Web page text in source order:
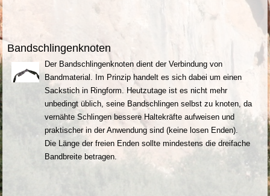
Bandschlingenknoten
Der Bandschlingenknoten dient der Verbindung von
Bandmaterial. Im Prinzip handelt es sich dabei um einen
Sackstich in Ringform. Heutzutage ist es nicht mehr
unbedingt üblich, seine Bandschlingen selbst zu knoten, da
vernähte Schlingen bessere Haltekräfte aufweisen und
praktischer in der Anwendung sind (keine losen Enden).
Die Länge der freien Enden sollte mindestens die dreifache
Bandbreite betragen.